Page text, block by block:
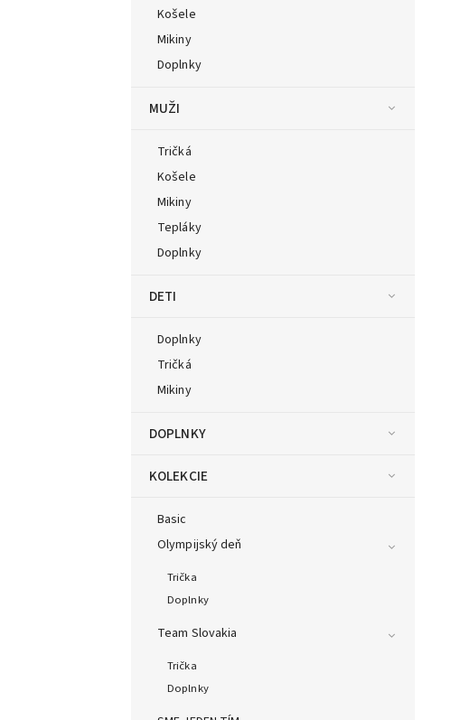
Košele
Mikiny
Doplnky
MUŽI
Tričká
Košele
Mikiny
Tepláky
Doplnky
DETI
Doplnky
Tričká
Mikiny
DOPLNKY
KOLEKCIE
Basic
Olympijský deň
Trička
Doplnky
Team Slovakia
Trička
Doplnky